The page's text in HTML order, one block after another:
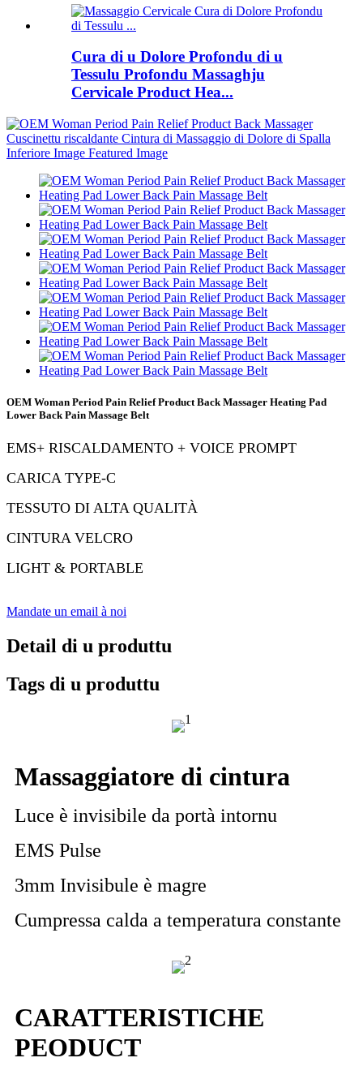
Cura di u Dolore Profondu di u
Tessulu Profondu Massaghju
Cervicale Product Hea...
OEM Woman Period Pain Relief Product Back Massager Heating Pad
Lower Back Pain Massage Belt
EMS+ RISCALDAMENTO + VOICE PROMPT
CARICA TYPE-C
TESSUTO DI ALTA QUALITÀ
CINTURA VELCRO
LIGHT & PORTABLE
Mandate un email à noi
Detail di u produttu
Tags di u produttu
Massaggiatore di cintura
Luce è invisibile da portà intornu
EMS Pulse
3mm Invisibule è magre
Cumpressa calda a temperatura constante
CARATTERISTICHE
PEODUCT